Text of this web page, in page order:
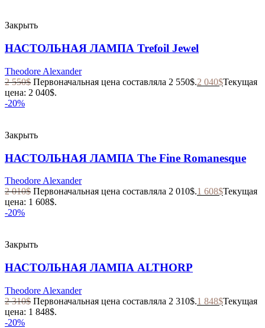
Закрыть
НАСТОЛЬНАЯ ЛАМПА Trefoil Jewel
Theodore Alexander
2 550$ Первоначальная цена составляла 2 550$.2 040$Текущая
цена: 2 040$.
-20%
Закрыть
НАСТОЛЬНАЯ ЛАМПА The Fine Romanesque
Theodore Alexander
2 010$ Первоначальная цена составляла 2 010$.1 608$Текущая
цена: 1 608$.
-20%
Закрыть
НАСТОЛЬНАЯ ЛАМПА ALTHORP
Theodore Alexander
2 310$ Первоначальная цена составляла 2 310$.1 848$Текущая
цена: 1 848$.
-20%